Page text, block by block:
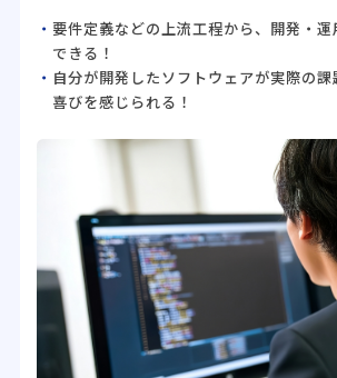
要件定義などの上流工程から、開発・
できる！
自分が開発したソフトウェアが実際の
喜びを感じられる！